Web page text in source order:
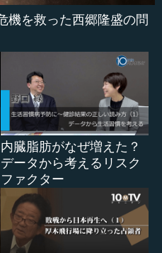
機を救った西郷隆盛の問
内臓脂肪がなぜ増えた？
データから考えるリスク
ファクター